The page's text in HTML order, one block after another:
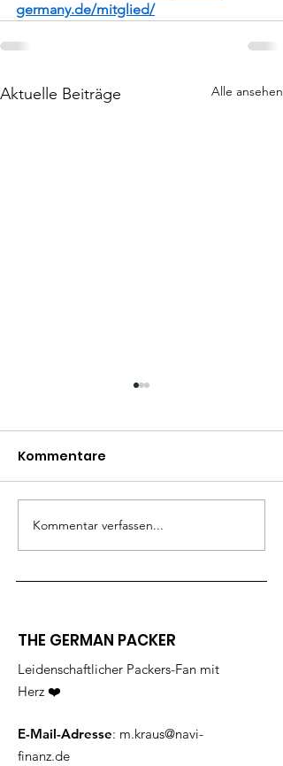
germany.de/mitglied/
Aktuelle Beiträge Alle ansehen
Miss my friends….
Kommentare
Kommentar verfassen...
THE GERMAN PACKER
Leidenschaftlicher Packers-Fan mit
Herz ❤️
E-Mail-Adresse: m.kraus@navi-
finanz.de